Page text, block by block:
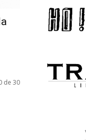
de 30